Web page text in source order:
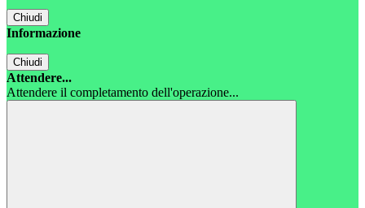
Chiudi
Informazione
Chiudi
Attendere...
Attendere il completamento dell'operazione...